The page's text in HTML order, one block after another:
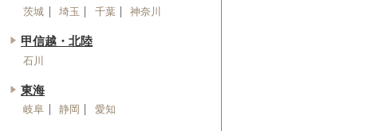
茨城 埼玉 千葉 神奈川
甲信越・北陸
石川
東海
岐阜 静岡 愛知